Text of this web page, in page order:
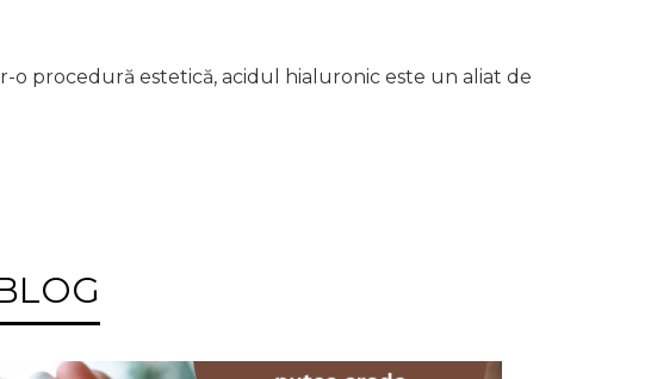
o procedură estetică, acidul hialuronic este un aliat de